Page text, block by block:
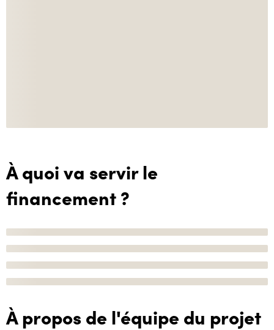
À quoi va servir le
financement ?
À propos de l'équipe du projet